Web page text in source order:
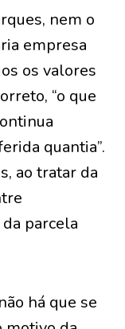
nem o
empresa
os valores
“o que
quantia”.
ao tratar da
parcela
há que se